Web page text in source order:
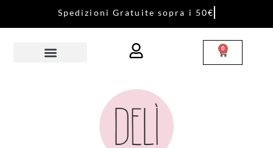
Sped izi on i Gratu ite sopra i 50€
0